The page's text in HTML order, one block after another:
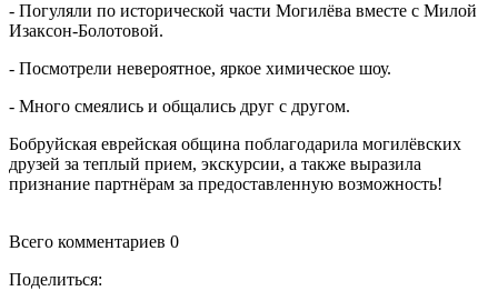
- Погуляли по исторической части Могилёва вместе с Милой
Изаксон-Болотовой.
- Посмотрели невероятное, яркое химическое шоу.
- Много смеялись и общались друг с другом.
Бобруйская еврейская община поблагодарила могилёвских
друзей за теплый прием, экскурсии, а также выразила
признание партнёрам за предоставленную возможность!
Всего комментариев 0
Поделиться: